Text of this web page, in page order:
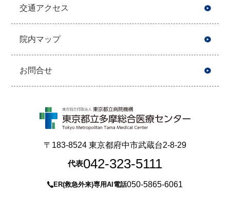
交通アクセス
院内マップ
お問合せ
〒183-8524 東京都府中市武蔵台2-8-29
代表042-323-5111
ER(救急外来)専用AI電話050-5865-6061